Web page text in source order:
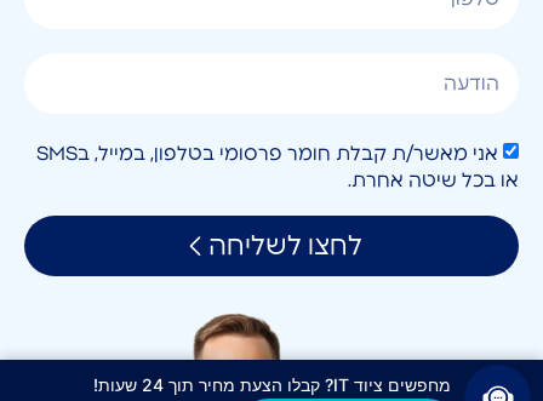
אני מאשר/ת קבלת חומר פרסומי בטלפון, במייל, בSMS
או בכל שיטה אחרת.
לחצו לשליחה
מחפשים ציוד IT? קבלו הצעת מחיר תוך 24 שעות!